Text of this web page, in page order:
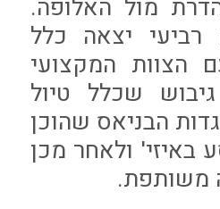
מול האלופה.
רביעי יצאה כלל
הצוות המקצועי
שכלל טיול
הבניאס שהוכן
באיזי' ולאחר מכן
משותפת.